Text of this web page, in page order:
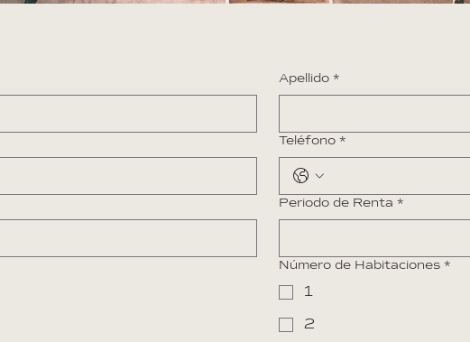
Apellido *
Teléfono *
Periodo de Renta *
Número de Habitaciones *
1
2